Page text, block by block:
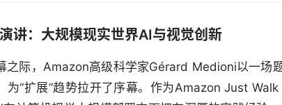
讲：大规模现实世界AI与视觉创新
之际，Amazon高级科学家Gérard Medioni以一场
为“扩展”趋势拉开了序幕。作为Amazon Just